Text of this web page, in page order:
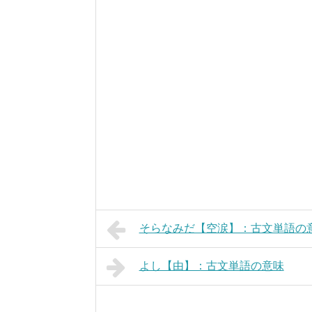
そらなみだ【空涙】：古文単語の
よし【由】：古文単語の意味